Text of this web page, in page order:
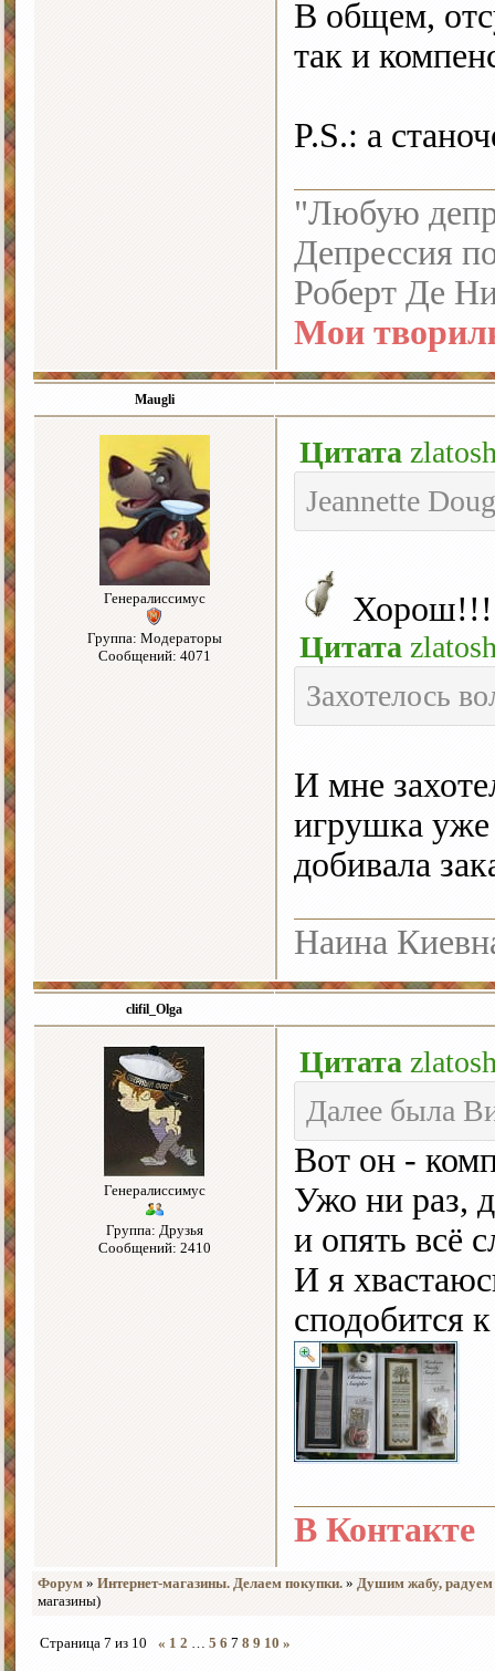
В общем,
так и
P.S.: а
"Любую
Депрессия
Роберт Де
Мои
Maugli
Генералиссимус
Группа: Модераторы
Сообщений: 4071
Цитата
Jeannette
Хорош!!!
Цитата
Захотелось
И мне
игрушка уже
добивала
Наина
clifil_Olga
Генералиссимус
Группа: Друзья
Сообщений: 2410
Цитата
Далее была
Вот он -
Ужо ни раз,
и опять всё
И я
сподобится
В Контакте
Форум » Интернет-магазины. Делаем покупки. » Душим жабу, радуем
магазины)
Страница 7 из 10 « 1 2 … 5 6 7 8 9 10 »